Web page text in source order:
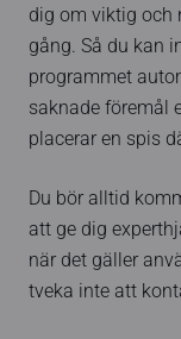
dig om viktig och
gång. Så du kan
programmet
saknade föremål
placerar en spis
Du bör alltid
att ge dig
när det gäller
tveka inte att